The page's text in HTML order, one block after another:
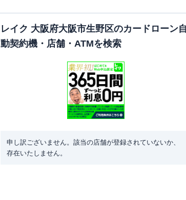
レイク 大阪府大阪市生野区のカードローン自
動契約機・店舗・ATMを検索
申し訳ございません。該当の店舗が登録されていないか、
存在いたしません。